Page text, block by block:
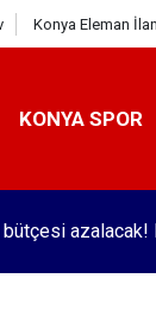
Konya Eleman
KONYA SPOR
İtalya ligine